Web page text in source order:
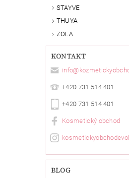
STAYVE
THUYA
ZOLA
KONTAKT
info@
+420 731 514 401
+420 731 514 401
Kosmetický obchod
BLOG